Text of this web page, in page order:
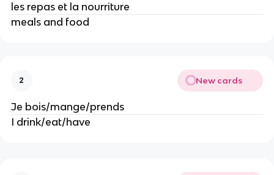
les repas et la nourriture
meals and food
2 New cards
Je bois/mange/prends
I drink/eat/have